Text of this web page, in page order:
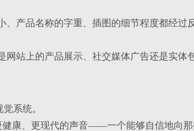
产品名称的字重、插图的细节程度都经过
站上的产品展示、社交媒体广告还是实体
系统。
健康、更现代的声音——一个能够自信地向